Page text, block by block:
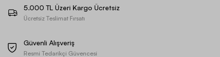
5.000 TL Üzeri Kargo Ücretsiz
Ücretsiz Teslimat Fırsatı
Güvenli Alışveriş
Resmi Tedarikçi Güvencesi